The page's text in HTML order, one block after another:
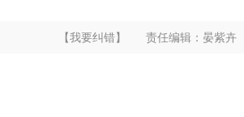
【我要纠错】 责任编辑： 晏紫卉